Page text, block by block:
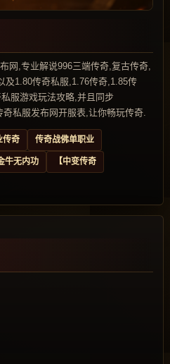
网,专业解说996三端传奇,复古传奇,
及1.80传奇私服,1.76传奇,1.85传
服游戏玩法攻略,并且同步
私服发布网开服表,让你畅玩传奇.
传奇 传奇战佛单职业
牛无内功 【中变传奇